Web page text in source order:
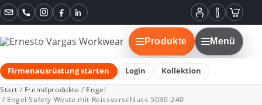
Mein
Konto
Informationen
Instagram
FacebookLinkedIn
Produkte Menü
Firmenausrüstung starten Login Kollektion
Start / Fremdprodukte / Engel
/ Engel Safety Weste mit Reissverschluss 5030-240